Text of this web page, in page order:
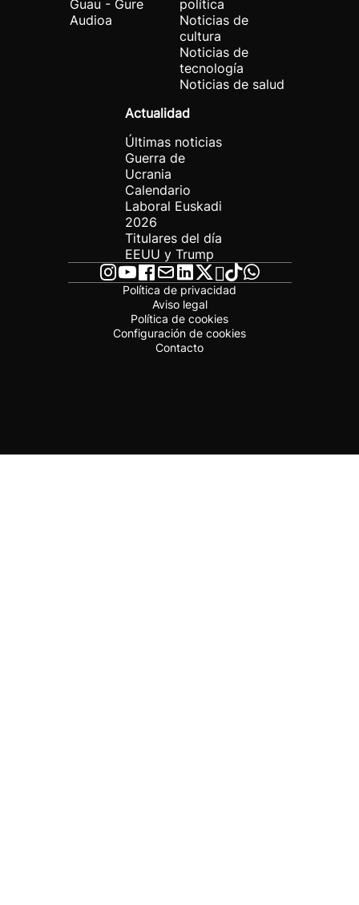
Guau - Gure
Audioa
política
Noticias de
cultura
Noticias de
tecnología
Noticias de salud
Actualidad
Últimas noticias
Guerra de
Ucrania
Calendario
Laboral Euskadi
2026
Titulares del día
EEUU y Trump
Política de privacidad
Aviso legal
Política de cookies
Configuración de cookies
Contacto